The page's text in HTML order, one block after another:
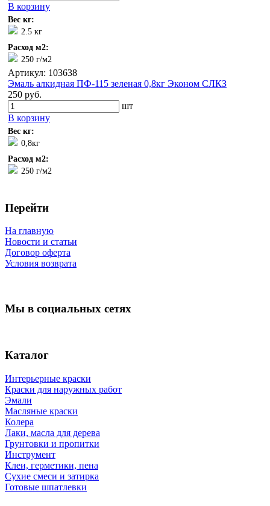
В корзину
Вес кг:
2.5 кг
Расход м2:
250 г/м2
Артикул: 103638
Эмаль алкидная ПФ-115 зеленая 0,8кг Эконом СЛКЗ
250 руб.
шт
В корзину
Вес кг:
0,8кг
Расход м2:
250 г/м2
Перейти
На главную
Новости и статьи
Договор оферта
Условия возврата
Мы в социальных сетях
Каталог
Интерьерные краски
Краски для наружных работ
Эмали
Масляные краски
Колера
Лаки, масла для дерева
Грунтовки и пропитки
Инструмент
Клеи, герметики, пена
Сухие смеси и затирка
Готовые шпатлевки